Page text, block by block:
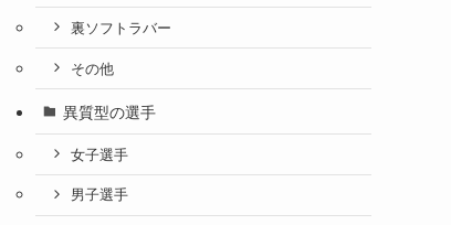
裏ソフトラバー
その他
異質型の選手
女子選手
男子選手